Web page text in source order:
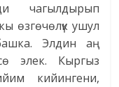
чагылдырып
өзгөчөлүк ушул
Элдин аң
элек. Кыргыз
кийингени,